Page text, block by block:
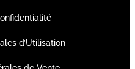
d’Utilisation